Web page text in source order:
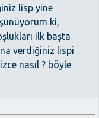
lisp yine
ki,
ilk başta
verdiğiniz lispi
nasıl ? böyle